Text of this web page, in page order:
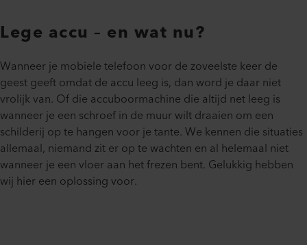
Lege accu – en wat nu?
Wanneer je mobiele telefoon voor de zoveelste keer de
geest geeft omdat de accu leeg is, dan word je daar niet
vrolijk van. Of die accuboormachine die altijd net leeg is
wanneer je een schroef in de muur wilt draaien om een
schilderij op te hangen voor je tante. We kennen die situaties
allemaal, niemand zit er op te wachten en al helemaal niet
wanneer je een vloer aan het frezen bent. Gelukkig hebben
wij hier een oplossing voor.